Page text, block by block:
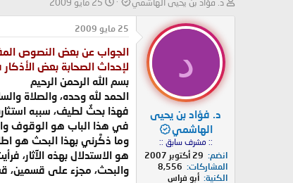
ئ
ا
ل
م
و
و
ا
ر
ي
خ
ا
ل
ب
د
ء
د
د. فؤاد بن يحيى
الهاشمي
:: مشرف سابق ::
انضم
29 أكتوبر 2007
المشاركات
8,556
الكنية أبو فراس
25 مايو 2009
الجواب عن بعض النصوص
لإحداث الصحابة بعض
بسم الله الرحمن الرحيم
الحمد لله وحده، والصلاة
فهذا بحثٌ لطيف، سببه
في هذا الباب هو الوقوف
وما ذكَّرني بهذا البحث هو
هو الاستدلال بهذه الآثار،
والبحث، مجزء على قسمين،